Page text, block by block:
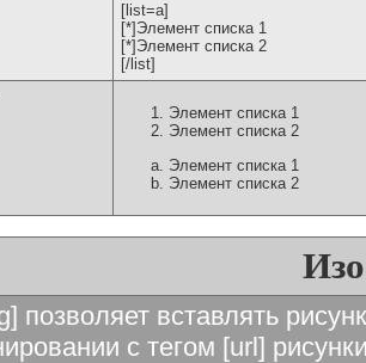
[list=a]
[*]Элемент списка 1
[*]Элемент списка 2
[/list]
Элемент списка 1
Элемент списка 2
Элемент списка 1
Элемент списка 2
позволяет вставлять
с тегом [url]